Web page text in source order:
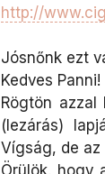
http://
Jósnőnk ezt
Kedves Panni!
Rögtön
(lezárás)
Vígság, de az
Örülök, hogy